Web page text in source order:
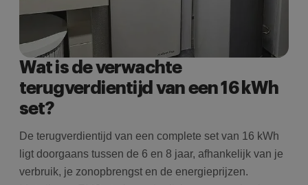
Wat is de verwachte
terugverdientijd van een 16 kWh
set?
De terugverdientijd van een complete set van 16 kWh
ligt doorgaans tussen de 6 en 8 jaar, afhankelijk van je
verbruik, je zonopbrengst en de energieprijzen.